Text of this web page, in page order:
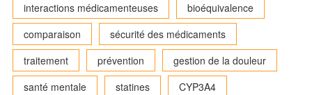
interactions médicamenteuses
bioéquivalence
comparaison
sécurité des médicaments
traitement
prévention
gestion de la douleur
santé mentale
statines
CYP3A4